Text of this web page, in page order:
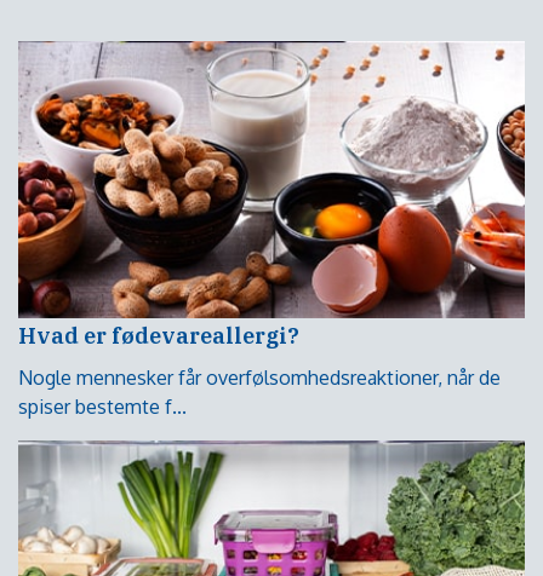
Hvad er fødevareallergi?
Nogle mennesker får overfølsomhedsreaktioner, når de
spiser bestemte f...